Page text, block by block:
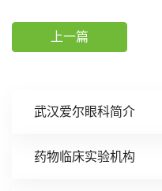
武汉爱尔眼科简介
药物临床实验机构
上一篇